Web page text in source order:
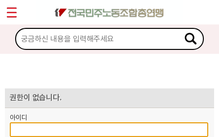
권한이 없습니다.
아이디
마이페이지
소개
노동상담
자료